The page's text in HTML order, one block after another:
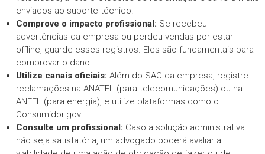
enviados ao suporte técnico.
Comprove o impacto profissional: Se recebeu
advertências da empresa ou perdeu vendas por estar
offline, guarde esses registros. Eles são fundamentais para
comprovar o dano.
Utilize canais oficiais: Além do SAC da empresa, registre
reclamações na ANATEL (para telecomunicações) ou na
ANEEL (para energia), e utilize plataformas como o
Consumidor.gov.
Consulte um profissional: Caso a solução administrativa
não seja satisfatória, um advogado poderá avaliar a